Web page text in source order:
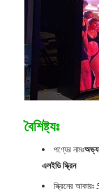
বৈশিষ্ট্যঃ
পণ্যের নামঃ
এলইডি স্ক্রিন
স্ক্রিনের